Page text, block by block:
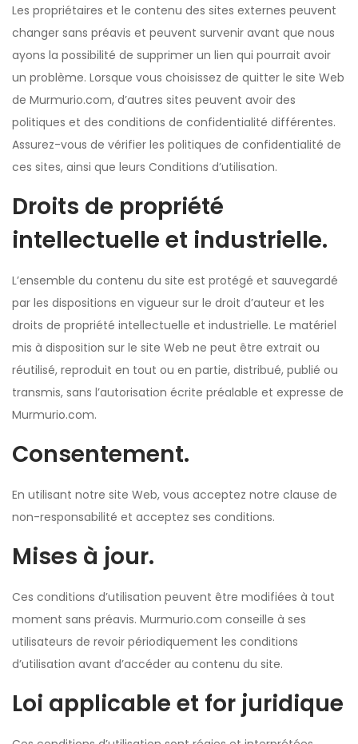
Les propriétaires et le contenu des sites externes peuvent
changer sans préavis et peuvent survenir avant que nous
ayons la possibilité de supprimer un lien qui pourrait avoir
un problème. Lorsque vous choisissez de quitter le site Web
de Murmurio.com, d’autres sites peuvent avoir des
politiques et des conditions de confidentialité différentes.
Assurez-vous de vérifier les politiques de confidentialité de
ces sites, ainsi que leurs Conditions d’utilisation.
Droits de propriété
intellectuelle et industrielle.
L’ensemble du contenu du site est protégé et sauvegardé
par les dispositions en vigueur sur le droit d’auteur et les
droits de propriété intellectuelle et industrielle. Le matériel
mis à disposition sur le site Web ne peut être extrait ou
réutilisé, reproduit en tout ou en partie, distribué, publié ou
transmis, sans l’autorisation écrite préalable et expresse de
Murmurio.com.
Consentement.
En utilisant notre site Web, vous acceptez notre clause de
non-responsabilité et acceptez ses conditions.
Mises à jour.
Ces conditions d’utilisation peuvent être modifiées à tout
moment sans préavis. Murmurio.com conseille à ses
utilisateurs de revoir périodiquement les conditions
d’utilisation avant d’accéder au contenu du site.
Loi applicable et for juridique